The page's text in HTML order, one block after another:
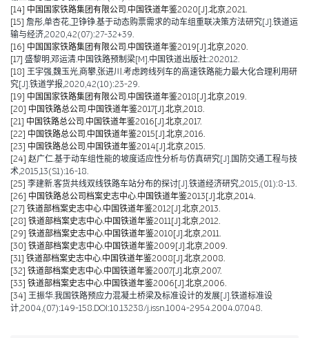
[14] 中国国家铁路集团有限公司.中国铁道年鉴2020[J].北京,2021.
[15] 詹彤,单杏花,卫铮铮.基于动态购票需求的动车组重联决策方法研究[J].铁道运
输与经济,2020,42(07):27-32+39.
[16] 中国国家铁路集团有限公司.中国铁道年鉴2019[J].北京,2020.
[17] 盛黎明,邓运清.中国铁路预制梁[M].中国铁道出版社:202012.
[18] 王宇强,魏玉光,商攀,张进川.考虑跨线列车的高速铁路能力最大化合理利用研
究[J].铁道学报,2020,42(10):23-29.
[19] 中国国家铁路集团有限公司.中国铁道年鉴2018[J].北京,2019.
[20] 中国铁路总公司.中国铁道年鉴2017[J].北京,2018.
[21] 中国铁路总公司.中国铁道年鉴2016[J].北京,2017.
[22] 中国铁路总公司.中国铁道年鉴2015[J].北京,2016.
[23] 中国铁路总公司.中国铁道年鉴2014[J].北京,2015.
[24] 赵广仁.基于动车组性能的坡度适应性分析与仿真研究[J].国防交通工程与技
术,2015,13(S1):16-18.
[25] 李建新.客货共线双线铁路车站分布的探讨[J].铁道经济研究,2015,(01):8-13.
[26] 中国铁路总公司档案史志中心.中国铁道年鉴2013[J].北京,2014.
[27] 铁道部档案史志中心.中国铁道年鉴2012[J].北京,2013.
[28] 铁道部档案史志中心.中国铁道年鉴2011[J].北京,2012.
[29] 铁道部档案史志中心.中国铁道年鉴2010[J].北京,2011.
[30] 铁道部档案史志中心.中国铁道年鉴2009[J].北京,2009.
[31] 铁道部档案史志中心.中国铁道年鉴2008[J].北京,2008.
[32] 铁道部档案史志中心.中国铁道年鉴2007[J].北京,2007.
[33] 铁道部档案史志中心.中国铁道年鉴2006[J].北京,2006.
[34] 王振华.我国铁路预应力混凝土桥梁及标准设计的发展[J].铁道标准设
计,2004,(07):149-158.DOI:10.13238/j.issn.1004-2954.2004.07.048.